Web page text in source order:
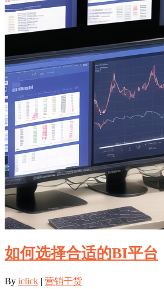
如何选择合适的BI平台
By iclick | 营销干货